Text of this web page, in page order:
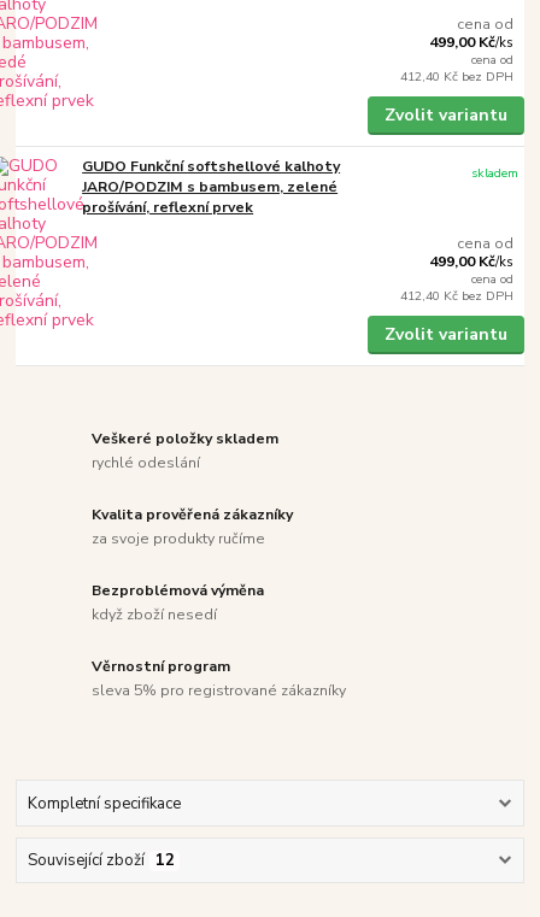
cena od
499,00 Kč/ks
cena od
412,40 Kč bez DPH
Zvolit variantu
GUDO Funkční softshellové kalhoty
JARO/PODZIM s bambusem, zelené
prošívání, reflexní prvek
cena od
499,00 Kč/ks
cena od
412,40 Kč bez DPH
skladem
Zvolit variantu
Veškeré položky skladem
rychlé odeslání
Kvalita prověřená zákazníky
za svoje produkty ručíme
Bezproblémová výměna
když zboží nesedí
Věrnostní program
sleva 5% pro registrované zákazníky
Kompletní specifikace
Související zboží 12